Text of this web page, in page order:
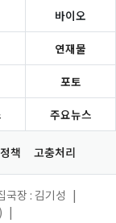
바이오
연재물
포토
주요뉴스
책 고충처리
국장 : 김기성